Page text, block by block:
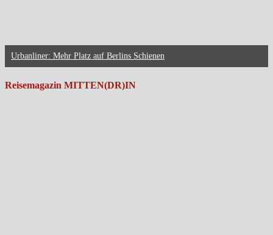
Urbanliner: Mehr Platz auf Berlins Schienen
Reisemagazin MITTEN(DR)IN